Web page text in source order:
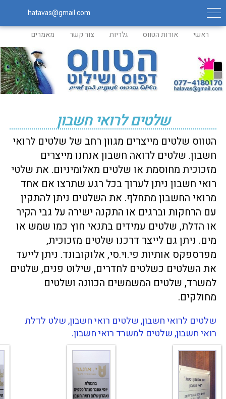
ראשי אודות הטווס גלריות צור קשר מאמרים
שלטים לרואי חשבון
הטווס שלטים מייצרים מגוון רחב של שלטים לרואי
חשבון. שלטים לרואה חשבון אנחנו מייצרים
מזכוכית מחוסמת או שלטים מאלומיניום. את שלטי
רואי חשבון ניתן לערוך בכל רגע שתרצו אם אחד
מרואי החשבון מתחלף. את השלטים ניתן להתקין
עם הרחקות וברגים או התקנה ישירה על גבי הקיר
או הדלת, שלטים עמידים בתנאי חוץ כמו שמש או
מים. ניתן גם לייצר דרכנו שלטים מזכוכית,
מפרספקס אותיות פי.וי.סי, אלוקובונד. ניתן לייעד
את השלטים כשלטים לחדרים, שילוט פנים, שלטים
למשרד, שלטים המשמשים הכוונה ושלטים
מחולקים.
שלטים לרואי חשבון, שלטים רואי חשבון, שלט לדלת
רואי חשבון, שלטים למשרד רואי חשבון.
hatavas@gmail.com